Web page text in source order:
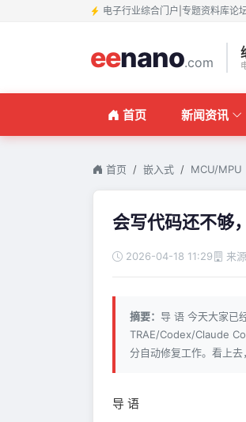
电子行业综合门户 专题资料库论
eenano.com
首页 新闻资讯
首页 嵌入式 MCU/MPU
会写代码还不够
2026-04-18 11:29 来源
摘要： 导 语 今天大家已
TRAE/Codex/Claude
分自动修复工作。看上
导 语